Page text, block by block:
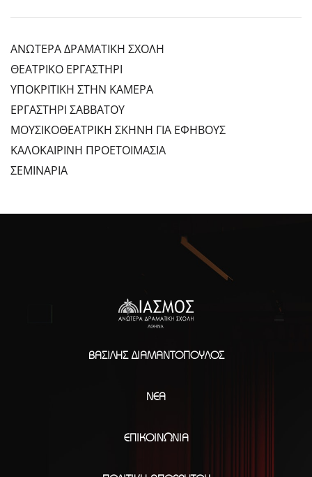
ΑΝΩΤΕΡΑ ΔΡΑΜΑΤΙΚΗ ΣΧΟΛΗ
ΘΕΑΤΡΙΚΟ ΕΡΓΑΣΤΗΡΙ
ΥΠΟΚΡΙΤΙΚΗ ΣΤΗΝ ΚΑΜΕΡΑ
ΕΡΓΑΣΤΗΡΙ ΣΑΒΒΑΤΟΥ
ΜΟΥΣΙΚΟΘΕΑΤΡΙΚΗ ΣΚΗΝΗ ΓΙΑ ΕΦΗΒΟΥΣ
ΚΑΛΟΚΑΙΡΙΝΗ ΠΡΟΕΤΟΙΜΑΣΙΑ
ΣΕΜΙΝΑΡΙΑ
ΒΑΣΊΛΗΣ ΔΙΑΜΑΝΤΌΠΟΥΛΟΣ
ΝΈΑ
ΕΠΙΚΟΙΝΩΝΊΑ